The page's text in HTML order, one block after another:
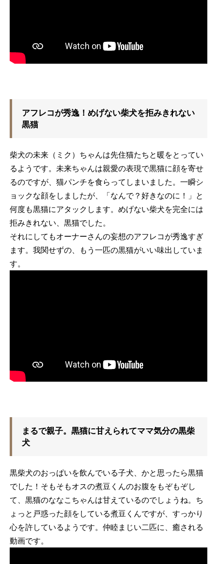
アフレコが秀逸！めげない柴犬を拒みきれない
黒猫
柴犬の未来（ミク）ちゃんは先住猫たちと暖をとってい
るようです。未来ちゃんは親愛の表現で黒猫に顔を寄せ
るのですが、猫パンチを食らってしまいました。一瞬シ
ョックな顔をしましたが、「なんで？好きなのに！」と
何度も黒猫にアタックします。めげない柴犬を完全には
拒みきれない、黒猫でした。
それにしてもオーナーさんの妄想のアフレコが秀逸すぎ
ます。我関せずの、もう一匹の黒猫がいい味出していま
す。
まるで親子。黒猫に甘えられてママ気分の黒柴
犬
黒柴犬のおっぱいを飲んでいる子犬、かと思ったら黒猫
でした！そもそもオスの煮豆くんのお腹をもぞもぞし
て、黒猫のななこちゃんは甘えているのでしょうね。ち
ょっと戸惑った顔をしている煮豆くんですが、すっかり
心を許しているようです。仲睦まじい二匹に、癒される
動画です。